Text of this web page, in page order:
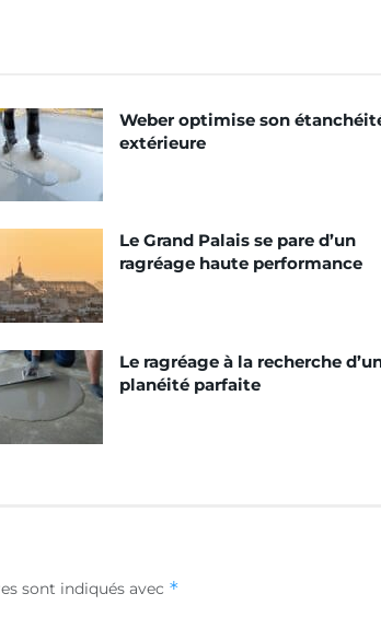
Weber optimise son
extérieure
Le Grand Palais se pare d’un
ragréage haute performance
Le ragréage à la recherche
planéité parfaite
sont indiqués avec *